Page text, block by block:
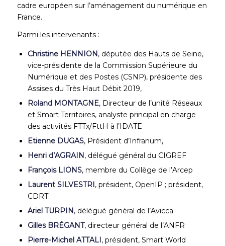
cadre européen sur l’aménagement du numérique en
France.
Parmi les intervenants :
Christine HENNION, députée des Hauts de Seine,
vice-présidente de la Commission Supérieure du
Numérique et des Postes (CSNP), présidente des
Assises du Très Haut Débit 2019,
Roland MONTAGNE, Directeur de l’unité Réseaux
et Smart Territoires, analyste principal en charge
des activités FTTx/FttH à l’IDATE
Etienne DUGAS, Président d’Infranum,
Henri d’AGRAIN, délégué général du CIGREF
François LIONS, membre du Collège de l’Arcep
Laurent SILVESTRI, président, OpenIP ; président,
CDRT
Ariel TURPIN, délégué général de l’Avicca
Gilles BRÉGANT, directeur général de l’ANFR
Pierre-Michel ATTALI, président, Smart World